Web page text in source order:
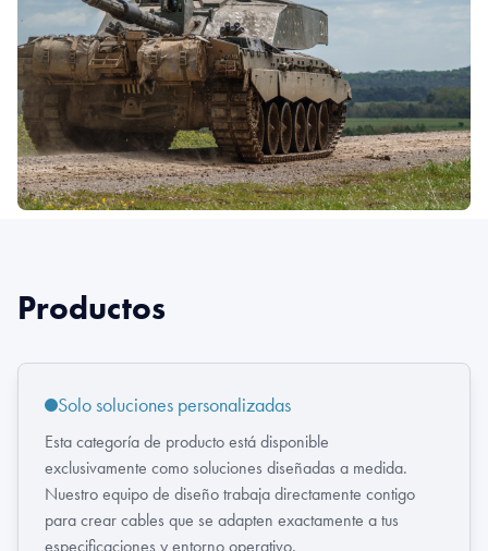
Productos
Solo soluciones personalizadas
Esta categoría de producto está disponible
exclusivamente como soluciones diseñadas a medida.
Nuestro equipo de diseño trabaja directamente contigo
para crear cables que se adapten exactamente a tus
especificaciones y entorno operativo.